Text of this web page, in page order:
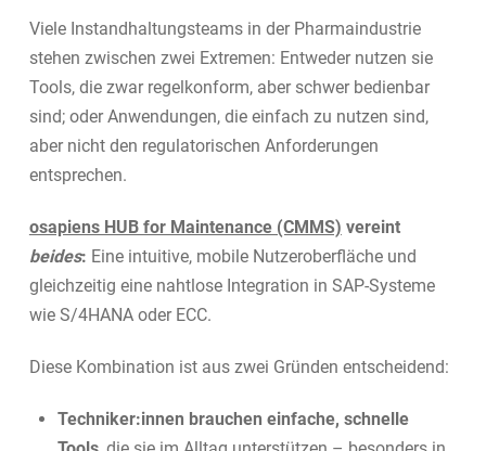
Viele Instandhaltungsteams in der Pharmaindustrie
stehen zwischen zwei Extremen: Entweder nutzen sie
Tools, die zwar regelkonform, aber schwer bedienbar
sind; oder Anwendungen, die einfach zu nutzen sind,
aber nicht den regulatorischen Anforderungen
entsprechen.
osapiens HUB for Maintenance (CMMS) vereint
beides: Eine intuitive, mobile Nutzeroberfläche und
gleichzeitig eine nahtlose Integration in SAP-Systeme
wie S/4HANA oder ECC.
Diese Kombination ist aus zwei Gründen entscheidend:
Techniker:innen brauchen einfache, schnelle